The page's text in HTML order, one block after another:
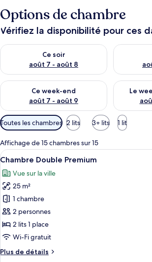
Options de chambre
Vérifiez la disponibilité pour ces
Ce soir
août 7 - août 8
Vérifier la disponibilité pour ce soir août 7 -
Vérifier la
Ce week-end
août 7 - août 9
Vérifier la disponibilité pour ce week-end
Le
Vérifier la
Filtres
disponibles
pour
les
chambres
Toutes les chambres 2 lits 3+ lits 1 lit
Affichage de 15 chambres sur 15
Afficher
toutes
les
photos
pour
ce
type
de
chambre :
Chambre
Une
10
Chambre Double Premium
Vue sur la ville
25 m²
1 chambre
2 personnes
2 lits 1 place
Wi-Fi gratuit
Plus de détails
Plus